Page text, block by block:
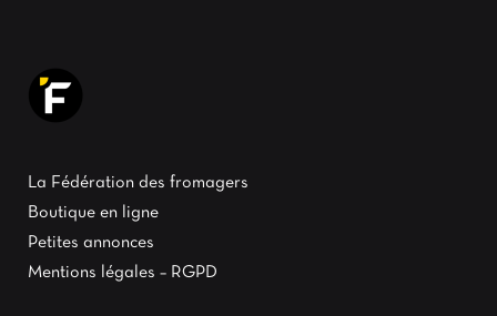
La Fédération des fromagers
Boutique en ligne
Petites annonces
Mentions légales – RGPD